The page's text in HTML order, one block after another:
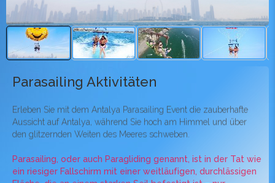
Parasailing Aktivitäten
Erleben Sie mit dem Antalya Parasailing Event die zauberhafte
Aussicht auf Antalya, während Sie hoch am Himmel und über
den glitzernden Weiten des Meeres schweben.
Parasailing, oder auch Paragliding genannt, ist in der Tat wie
ein riesiger Fallschirm mit einer weitläufigen, durchlässigen